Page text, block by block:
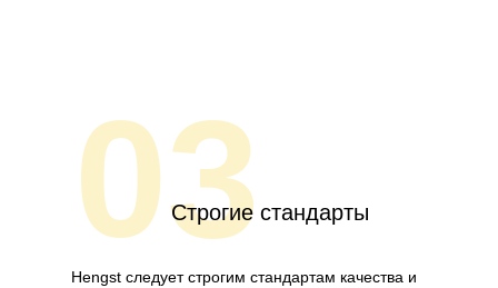
03Строгие стандарты
Hengst следует строгим стандартам качества и